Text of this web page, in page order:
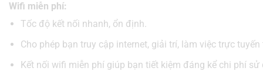
Wifi miễn phí:
Tốc độ kết nối nhanh, ổn định.
Cho phép bạn truy cập internet, giải trí, làm việc trực
Kết nối wifi miễn phí giúp bạn tiết kiệm đáng kể chi phí